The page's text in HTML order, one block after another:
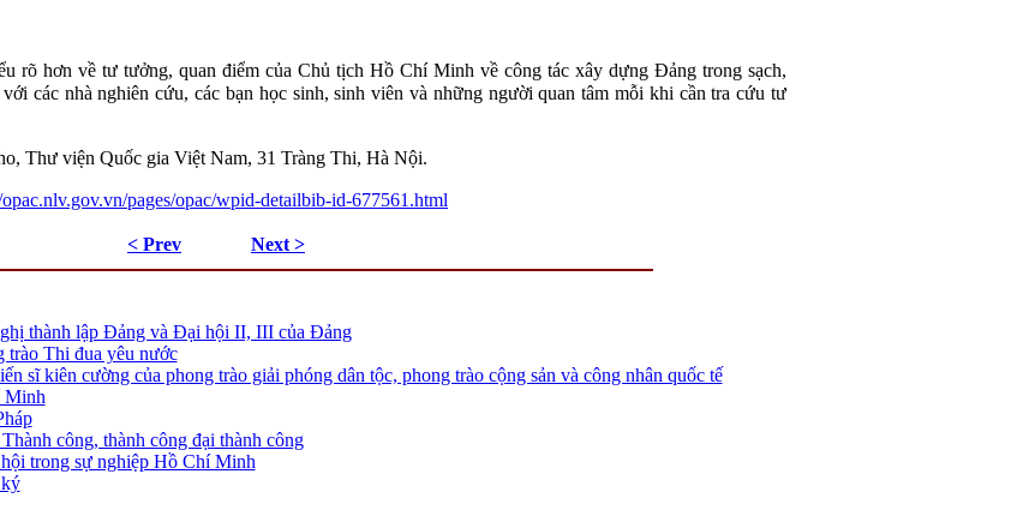
rõ hơn về tư tưởng, quan điểm của Chủ tịch Hồ Chí Minh về công tác xây dựng Đảng trong sạch,
các nhà nghiên cứu, các bạn học sinh, sinh viên và những người quan tâm mỗi khi cần tra cứu tư
Thư viện Quốc gia Việt Nam, 31 Tràng Thi, Hà Nội.
pages/opac/wpid-detailbib-id-677561.html
< Prev Next >
thành lập Đảng và Đại hội II, III của Đảng
Thi đua yêu nước
sĩ kiên cường của phong trào giải phóng dân tộc, phong trào cộng sản và công nhân quốc tế
Minh
công, thành công đại thành công
trong sự nghiệp Hồ Chí Minh